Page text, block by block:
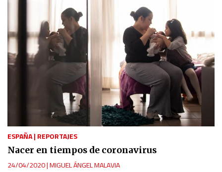
ESPAÑA| REPORTAJES
Nacer en tiempos de coronavirus
24/04/2020|MIGUEL ÁNGEL MALAVIA